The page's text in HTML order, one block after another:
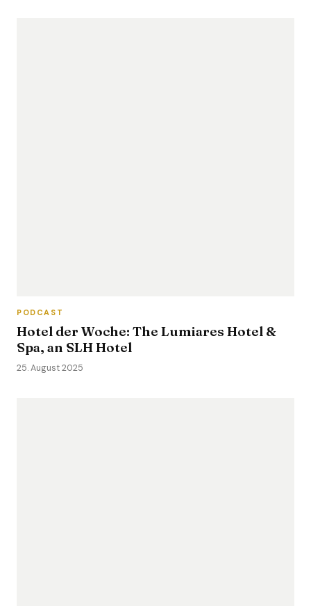
PODCAST
Hotel der Woche: The Lumiares Hotel &
Spa, an SLH Hotel
25. August 2025